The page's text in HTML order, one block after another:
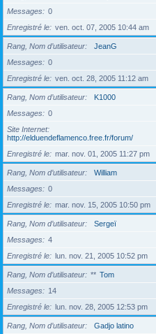
Messages
0
Enregistré le
ven. oct. 07, 2005 10:44 am
Rang, Nom d’utilisateur
JeanG
Messages
0
Enregistré le
ven. oct. 28, 2005 11:12 am
Rang, Nom d’utilisateur
K1000
Messages
0
Site Internet
http://elduendeflamenco.free.fr/forum/
Enregistré le
mar. nov. 01, 2005 11:27 pm
Rang, Nom d’utilisateur
William
Messages
0
Enregistré le
mar. nov. 15, 2005 10:50 pm
Rang, Nom d’utilisateur
Sergeï
Messages
4
Enregistré le
lun. nov. 21, 2005 10:52 pm
Rang, Nom d’utilisateur ** Tom
Messages
14
Enregistré le
lun. nov. 28, 2005 12:53 pm
Rang, Nom d’utilisateur
Gadjo latino